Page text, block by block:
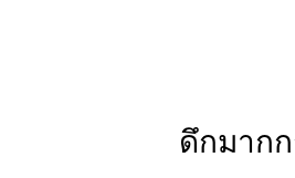
ดึกมาก